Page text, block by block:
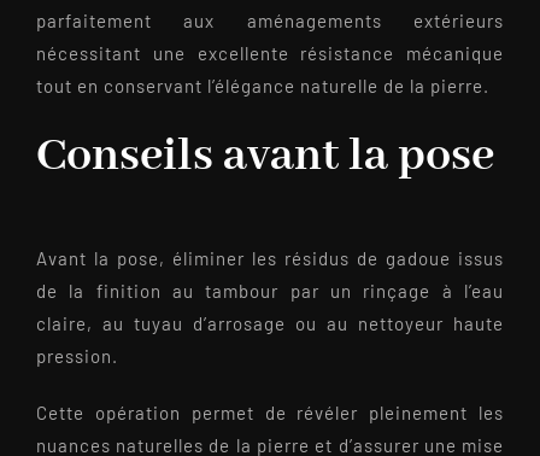
parfaitement aux aménagements extérieurs
nécessitant une excellente résistance mécanique
tout en conservant l’élégance naturelle de la pierre.
Conseils avant la pose
Avant la pose, éliminer les résidus de gadoue issus
de la finition au tambour par un rinçage à l’eau
claire, au tuyau d’arrosage ou au nettoyeur haute
pression.
Cette opération permet de révéler pleinement les
nuances naturelles de la pierre et d’assurer une mise